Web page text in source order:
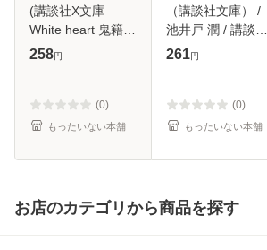
(講談社X文庫
White heart 鬼籍通
覧 5) / 椹野道流 /
258円
(0)
もったいない本舗
（講談社文庫） /
池井戸 潤 / 講談社
[文庫]【メール便送
261円
(0)
もったいない本舗
お店のカテゴリから商品を探す